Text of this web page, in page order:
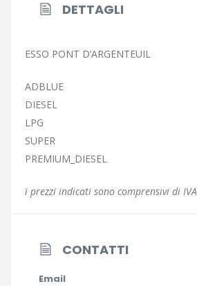
DETTAGLI
ESSO PONT D’ARGENTEUIL
ADBLUE
DIESEL
LPG
SUPER
PREMIUM_DIESEL
i prezzi indicati sono comprensivi di IVA
CONTATTI
Email